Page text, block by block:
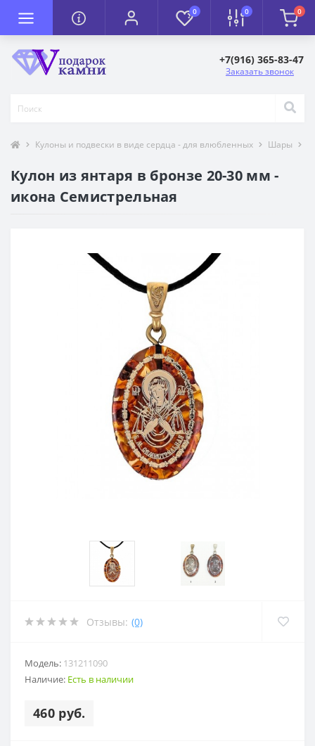
0 0 0
+7(916) 365-83-47
Заказать звонок
Кулоны и подвески в виде сердца - для влюбленных Шары
Кулон из янтаря в бронзе 20-30 мм -
икона Семистрельная
Отзывы: (0)
Модель: 131211090
Наличие: Есть в наличии
460 руб.